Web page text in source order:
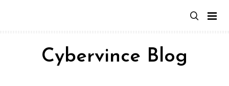
contenu
Cybervince Blog